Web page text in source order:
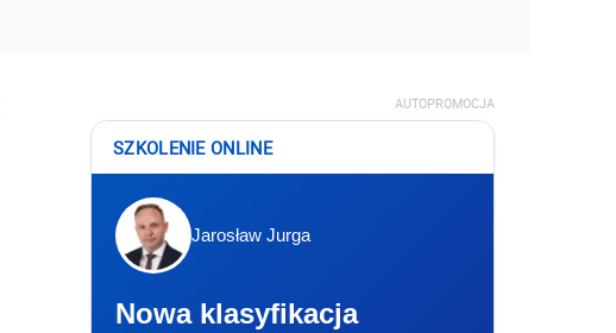
AUTOPROMOCJA
SZKOLENIE ONLINE
Jarosław Jurga
Nowa klasyfikacja